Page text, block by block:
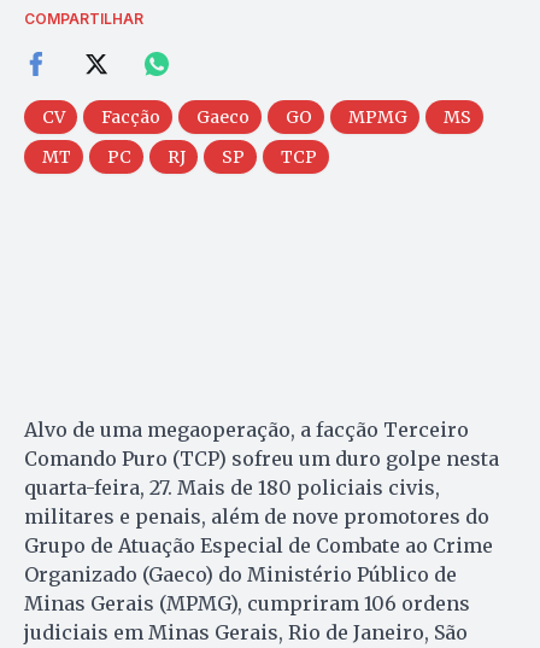
COMPARTILHAR
CV Facção Gaeco GO MPMG
MS
MT
PC RJ SP TCP
Alvo de uma megaoperação, a facção Terceiro
Comando Puro (TCP) sofreu um duro golpe nesta
quarta-feira, 27. Mais de 180 policiais civis,
militares e penais, além de nove promotores do
Grupo de Atuação Especial de Combate ao Crime
Organizado (Gaeco) do Ministério Público de
Minas Gerais (MPMG), cumpriram 106 ordens
judiciais em Minas Gerais, Rio de Janeiro, São